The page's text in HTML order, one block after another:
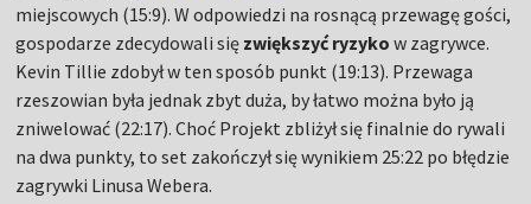
miejscowych (15:9). W odpowiedzi na rosnącą przewagę gości,
gospodarze zdecydowali się zwiększyć ryzyko w zagrywce.
Kevin Tillie zdobył w ten sposób punkt (19:13). Przewaga
rzeszowian była jednak zbyt duża, by łatwo można było ją
zniwelować (22:17). Choć Projekt zbliżył się finalnie do rywali
na dwa punkty, to set zakończył się wynikiem 25:22 po błędzie
zagrywki Linusa Webera.